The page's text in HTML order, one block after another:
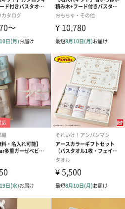
ら、赤ちゃんはもはや「仔ウサ
）」
、愛媛県今治市に本社を置く”タオ
治タオル”も扱っており、ものづく
です。
、柔らかさや吸水性の高さを追求